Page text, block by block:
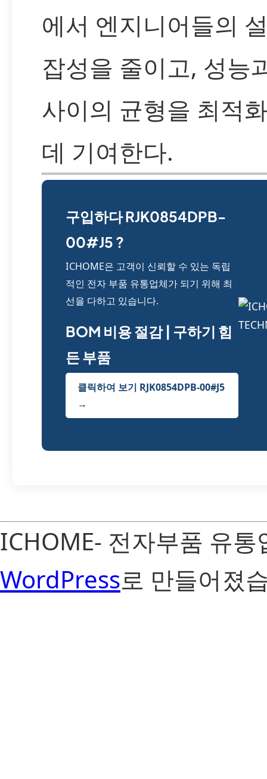
에서 엔지니어들의
잡성을 줄이고, 성능
사이의 균형을 최적
데 기여한다.
구입하다 RJK0854DPB-
00#J5 ?
ICHOME은 고객이 신뢰할 수 있는 독립
적인 전자 부품 유통업체가 되기 위해 최
선을 다하고 있습니다.
BOM 비용 절감 | 구하기 힘
든 부품
클릭하여 보기 RJK0854DPB-00#J5
→
ICHOME- 전자부품 유
WordPress로 만들어졌